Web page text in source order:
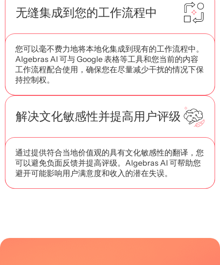
无缝集成到您的工作流程中
您可以毫不费力地将本地化集成到现有的工作流程中。
Algebras AI 可与 Google 表格等工具和您当前的内容
工作流程配合使用，确保您在尽量减少干扰的情况下保
持控制权。
解决文化敏感性并提高用户评级
通过提供符合当地价值观的具有文化敏感性的翻译，您
可以避免负面反馈并提高评级。Algebras AI 可帮助您
避开可能影响用户满意度和收入的潜在失误。